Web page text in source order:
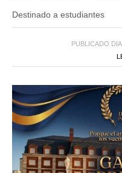
Destinado a estudiantes
PUBLICADO